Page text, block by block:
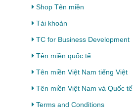
Shop Tên miền
Tài khoản
TC for Business Development
Tên miền quốc tế
Tên miền Việt Nam tiếng Việt
Tên miền Việt Nam và Quốc tế
Terms and Conditions